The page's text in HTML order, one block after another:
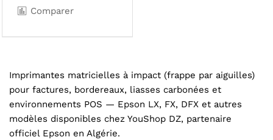
Comparer
Imprimantes matricielles à impact (frappe par aiguilles)
pour factures, bordereaux, liasses carbonées et
environnements POS — Epson LX, FX, DFX et autres
modèles disponibles chez YouShop DZ, partenaire
officiel Epson en Algérie.